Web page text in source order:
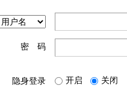
密 码
隐身登录 开启 关闭